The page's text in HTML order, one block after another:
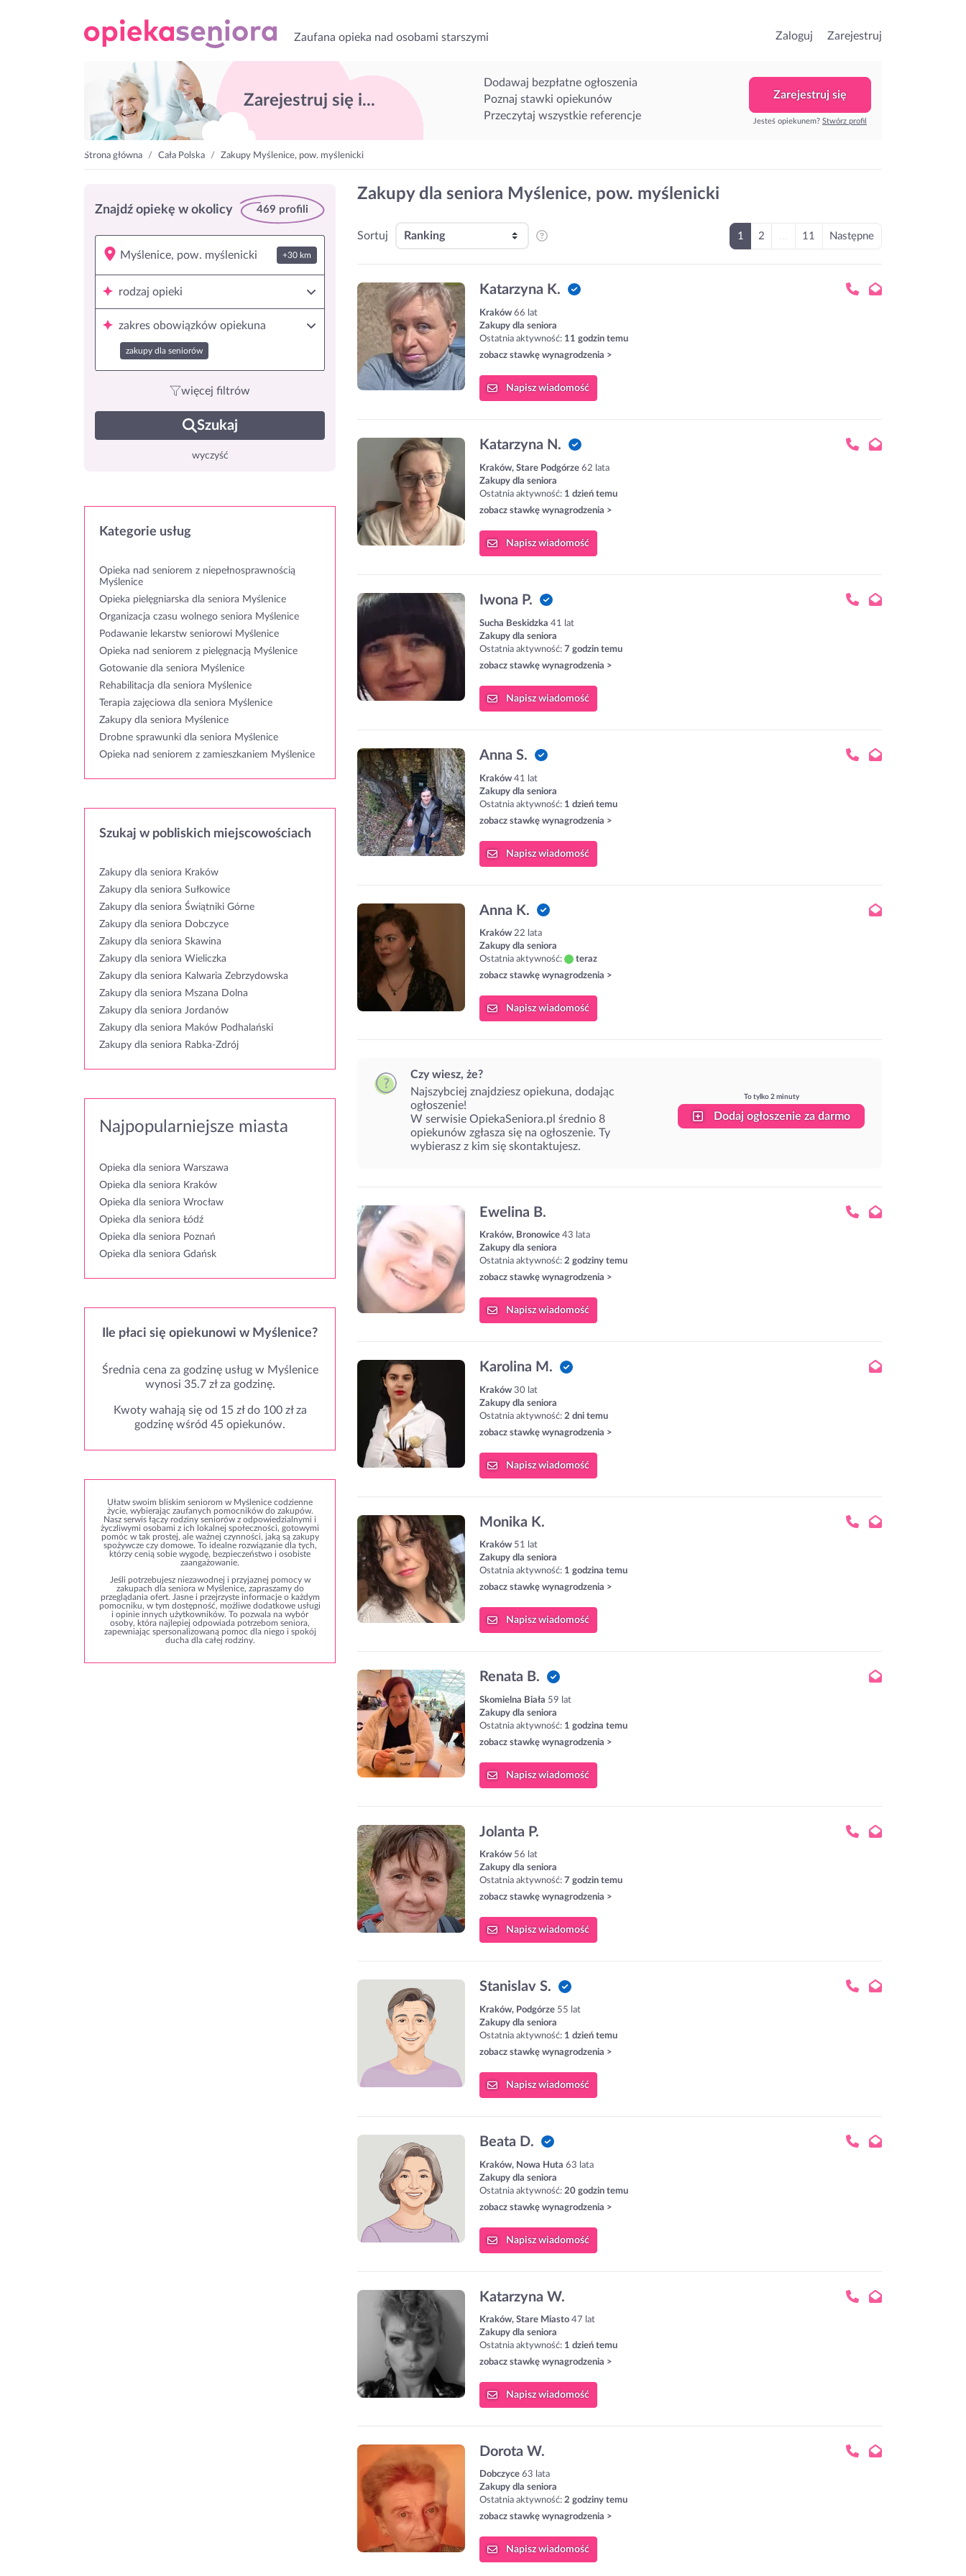
Zaufana opieka nad osobami starszymi Zaloguj Zarejestruj
Zarejestruj się i...
Dodawaj bezpłatne ogłoszenia
Poznaj stawki opiekunów
Przeczytaj wszystkie referencje
Zarejestruj się
Jesteś opiekunem? Stwórz profil
Strona główna Cała Polska Zakupy Myślenice, pow. myślenicki
Znajdź opiekę w okolicy 469 profili
+30 km
rodzaj opieki
zakres obowiązków opiekuna
zakupy dla seniorów
więcej filtrów
Szukaj
wyczyść
Kategorie usług
Opieka nad seniorem z niepełnosprawnością
Myślenice
Opieka pielęgniarska dla seniora Myślenice
Organizacja czasu wolnego seniora Myślenice
Podawanie lekarstw seniorowi Myślenice
Opieka nad seniorem z pielęgnacją Myślenice
Gotowanie dla seniora Myślenice
Rehabilitacja dla seniora Myślenice
Terapia zajęciowa dla seniora Myślenice
Zakupy dla seniora Myślenice
Drobne sprawunki dla seniora Myślenice
Opieka nad seniorem z zamieszkaniem Myślenice
Szukaj w pobliskich miejscowościach
Zakupy dla seniora Kraków
Zakupy dla seniora Sułkowice
Zakupy dla seniora Świątniki Górne
Zakupy dla seniora Dobczyce
Zakupy dla seniora Skawina
Zakupy dla seniora Wieliczka
Zakupy dla seniora Kalwaria Zebrzydowska
Zakupy dla seniora Mszana Dolna
Zakupy dla seniora Jordanów
Zakupy dla seniora Maków Podhalański
Zakupy dla seniora Rabka-Zdrój
Najpopularniejsze miasta
Opieka dla seniora Warszawa
Opieka dla seniora Kraków
Opieka dla seniora Wrocław
Opieka dla seniora Łódź
Opieka dla seniora Poznań
Opieka dla seniora Gdańsk
Ile płaci się opiekunowi w Myślenice?
Średnia cena za godzinę usług w Myślenice
wynosi 35.7 zł za godzinę.
Kwoty wahają się od 15 zł do 100 zł za
godzinę wśród 45 opiekunów.
Ułatw swoim bliskim seniorom w Myślenice codzienne
życie, wybierając zaufanych pomocników do zakupów.
Nasz serwis łączy rodziny seniorów z odpowiedzialnymi i
życzliwymi osobami z ich lokalnej społeczności, gotowymi
pomóc w tak prostej, ale ważnej czynności, jaką są zakupy
spożywcze czy domowe. To idealne rozwiązanie dla tych,
którzy cenią sobie wygodę, bezpieczeństwo i osobiste
zaangażowanie.
Jeśli potrzebujesz niezawodnej i przyjaznej pomocy w
zakupach dla seniora w Myślenice, zapraszamy do
przeglądania ofert. Jasne i przejrzyste informacje o każdym
pomocniku, w tym dostępność, możliwe dodatkowe usługi
i opinie innych użytkowników. To pozwala na wybór
osoby, która najlepiej odpowiada potrzebom seniora,
zapewniając spersonalizowaną pomoc dla niego i spokój
ducha dla całej rodziny.
Zakupy dla seniora Myślenice, pow. myślenicki
Sortuj 1 2 11 Następne
Katarzyna K.
Kraków66 lat
Zakupy dla seniora
Ostatnia aktywność: 11 godzin temu
zobacz stawkę wynagrodzenia >
Napiszwiadomość
Katarzyna N.
Kraków, Stare Podgórze 62 lata
Zakupy dla seniora
Ostatnia aktywność: 1 dzień temu
zobacz stawkę wynagrodzenia >
Napiszwiadomość
Iwona P.
Sucha Beskidzka 41 lat
Zakupy dla seniora
Ostatnia aktywność: 7 godzin temu
zobacz stawkę wynagrodzenia >
Napiszwiadomość
Anna S.
Kraków41 lat
Zakupy dla seniora
Ostatnia aktywność: 1 dzień temu
zobacz stawkę wynagrodzenia >
Napiszwiadomość
Anna K.
Kraków22 lata
Zakupy dla seniora
Ostatnia aktywność:
teraz
zobacz stawkę wynagrodzenia >
Napiszwiadomość
Czy wiesz, że?
Najszybciej znajdziesz opiekuna, dodając
ogłoszenie!
W serwisie OpiekaSeniora.pl średnio 8
opiekunów zgłasza się na ogłoszenie. Ty
wybierasz z kim się skontaktujesz.
To tylko 2 minuty
Dodaj ogłoszenie za darmo
Ewelina B.
Kraków, Bronowice 43 lata
Zakupy dla seniora
Ostatnia aktywność: 2 godziny temu
zobacz stawkę wynagrodzenia >
Napiszwiadomość
Karolina M.
Kraków30 lat
Zakupy dla seniora
Ostatnia aktywność: 2 dni temu
zobacz stawkę wynagrodzenia >
Napiszwiadomość
Monika K.
Kraków51 lat
Zakupy dla seniora
Ostatnia aktywność: 1 godzina temu
zobacz stawkę wynagrodzenia >
Napiszwiadomość
Renata B.
Skomielna Biała 59 lat
Zakupy dla seniora
Ostatnia aktywność: 1 godzina temu
zobacz stawkę wynagrodzenia >
Napiszwiadomość
Jolanta P.
Kraków56 lat
Zakupy dla seniora
Ostatnia aktywność: 7 godzin temu
zobacz stawkę wynagrodzenia >
Napiszwiadomość
Stanislav S.
Kraków, Podgórze 55 lat
Zakupy dla seniora
Ostatnia aktywność: 1 dzień temu
zobacz stawkę wynagrodzenia >
Napiszwiadomość
Beata D.
Kraków, Nowa Huta 63 lata
Zakupy dla seniora
Ostatnia aktywność: 20 godzin temu
zobacz stawkę wynagrodzenia >
Napiszwiadomość
Katarzyna W.
Kraków, Stare Miasto 47 lat
Zakupy dla seniora
Ostatnia aktywność: 1 dzień temu
zobacz stawkę wynagrodzenia >
Napiszwiadomość
Dorota W.
Dobczyce 63 lata
Zakupy dla seniora
Ostatnia aktywność: 2 godziny temu
zobacz stawkę wynagrodzenia >
Napiszwiadomość